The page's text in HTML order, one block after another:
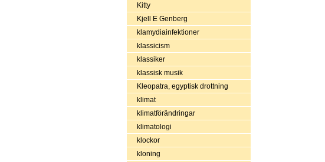
Kitty
Kjell E Genberg
klamydiainfektioner
klassicism
klassiker
klassisk musik
Kleopatra, egyptisk drottning
klimat
klimatförändringar
klimatologi
klockor
kloning